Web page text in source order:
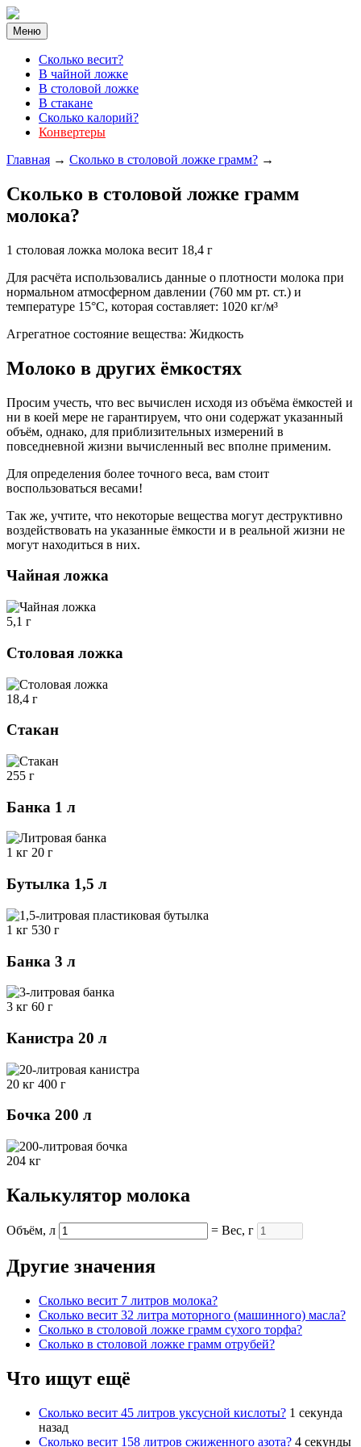
Меню
Cколько весит?
В чайной ложке
В столовой ложке
В стакане
Сколько калорий?
Конвертеры
Главная → Cколько в столовой ложке грамм? →
Cколько в столовой ложке грамм
молока?
1 столовая ложка молока весит 18,4 г
Для расчёта использовались данные о плотности молока при
нормальном атмосферном давлении (760 мм рт. ст.) и
температуре 15°C, которая составляет: 1020 кг/м³
Агрегатное состояние вещества: Жидкость
Молоко в других ёмкостях
Просим учесть, что вес вычислен исходя из объёма ёмкостей и
ни в коей мере не гарантируем, что они содержат указанный
объём, однако, для приблизительных измерений в
повседневной жизни вычисленный вес вполне применим.
Для определения более точного веса, вам стоит
воспользоваться весами!
Так же, учтите, что некоторые вещества могут деструктивно
воздействовать на указанные ёмкости и в реальной жизни не
могут находиться в них.
Чайная ложка
5,1 г
Столовая ложка
18,4 г
Стакан
255 г
Банка 1 л
1 кг 20 г
Бутылка 1,5 л
1 кг 530 г
Банка 3 л
3 кг 60 г
Канистра 20 л
20 кг 400 г
Бочка 200 л
204 кг
Калькулятор молока
Объём, л = Вес, г
Другие значения
Cколько весит 7 литров молока?
Cколько весит 32 литра моторного (машинного) масла?
Cколько в столовой ложке грамм сухого торфа?
Cколько в столовой ложке грамм отрубей?
Что ищут ещё
Cколько весит 45 литров уксусной кислоты? 1 секунда
назад
Cколько весит 158 литров сжиженного азота? 4 секунды